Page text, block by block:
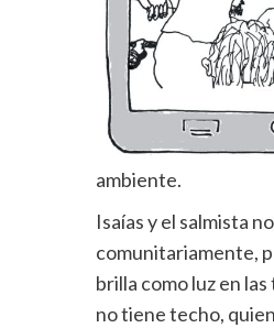
ambiente.
Isaías y el salmista
comunitariamente,
brilla como luz en
no tiene techo,